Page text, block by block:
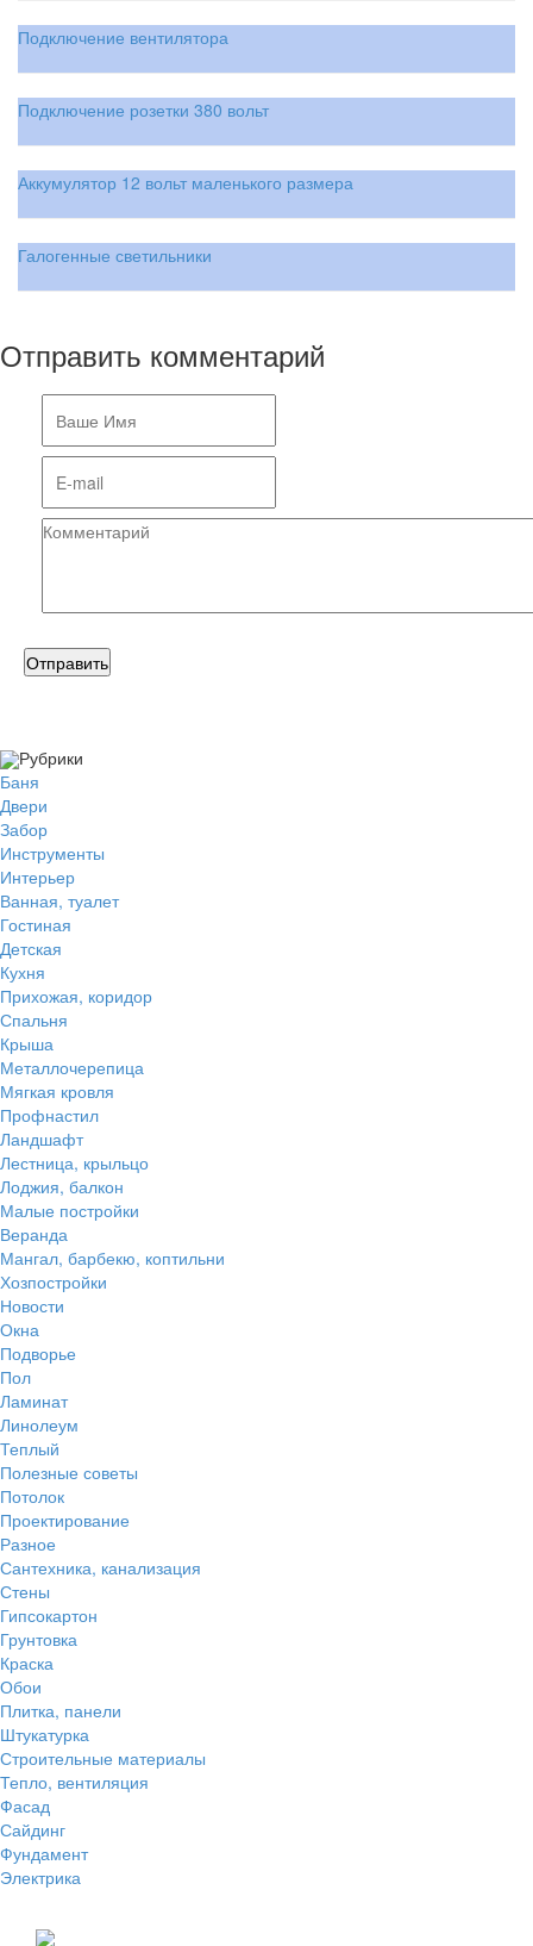
Подключение вентилятора
Подключение розетки 380 вольт
Аккумулятор 12 вольт маленького размера
Галогенные светильники
Отправить комментарий
Рубрики
Баня
Двери
Забор
Инструменты
Интерьер
Ванная, туалет
Гостиная
Детская
Кухня
Прихожая, коридор
Спальня
Крыша
Металлочерепица
Мягкая кровля
Профнастил
Ландшафт
Лестница, крыльцо
Лоджия, балкон
Малые постройки
Веранда
Мангал, барбекю, коптильни
Хозпостройки
Новости
Окна
Подворье
Пол
Ламинат
Линолеум
Теплый
Полезные советы
Потолок
Проектирование
Разное
Сантехника, канализация
Стены
Гипсокартон
Грунтовка
Краска
Обои
Плитка, панели
Штукатурка
Строительные материалы
Тепло, вентиляция
Фасад
Сайдинг
Фундамент
Электрика